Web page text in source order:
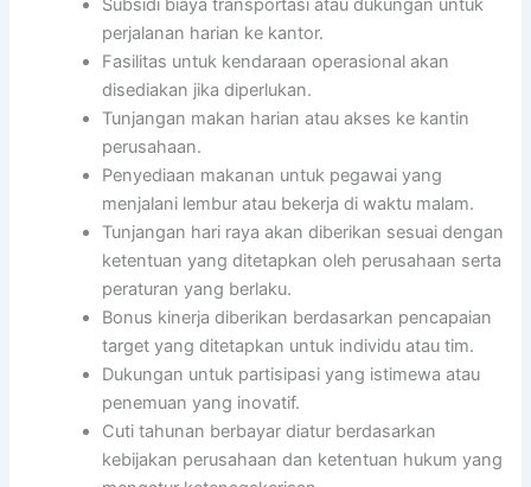
Subsidi biaya transportasi atau dukungan untuk
perjalanan harian ke kantor.
Fasilitas untuk kendaraan operasional akan
disediakan jika diperlukan.
Tunjangan makan harian atau akses ke kantin
perusahaan.
Penyediaan makanan untuk pegawai yang
menjalani lembur atau bekerja di waktu malam.
Tunjangan hari raya akan diberikan sesuai dengan
ketentuan yang ditetapkan oleh perusahaan serta
peraturan yang berlaku.
Bonus kinerja diberikan berdasarkan pencapaian
target yang ditetapkan untuk individu atau tim.
Dukungan untuk partisipasi yang istimewa atau
penemuan yang inovatif.
Cuti tahunan berbayar diatur berdasarkan
kebijakan perusahaan dan ketentuan hukum yang